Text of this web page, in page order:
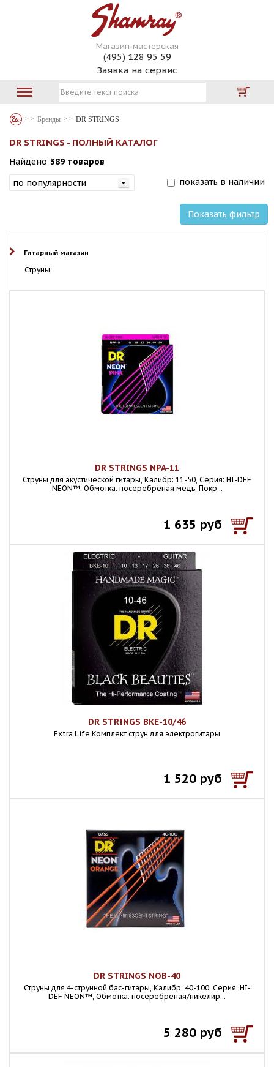
Магазин-мастерская
(495) 128 95 59
Заявка на сервис
Бренды DR STRINGS
DR STRINGS - ПОЛНЫЙ КАТАЛОГ
Найдено 389 товаров
показать в наличии
Показать фильтр
Гитарный магазин
Струны
DR STRINGS NPA-11
Струны для акустической гитары, Калибр: 11-50, Серия: HI-DEF
NEON™, Обмотка: посеребрёная медь, Покр...
1 635 руб
DR STRINGS BKE-10/46
Extra Life Комплект струн для электрогитары
1 520 руб
DR STRINGS NOB-40
Струны для 4-струнной бас-гитары, Калибр: 40-100, Серия: HI-
DEF NEON™, Обмотка: посеребрёная/никелир...
5 280 руб